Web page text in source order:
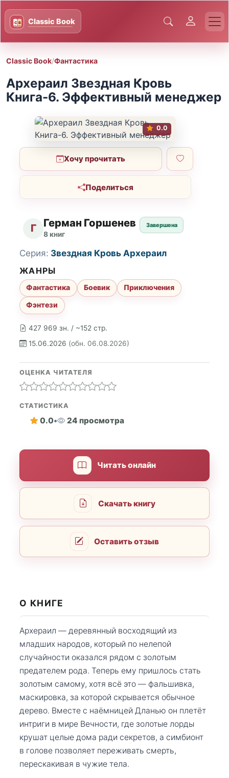
Classic Book/Фантастика
Архераил Звездная Кровь
Книга-6. Эффективный менеджер
0.0
Хочу прочитать
Поделиться
Г Герман Горшенев
8 книг
Завершена
427 969 зн. / ~152 стр.
15.06.2026 (обн. 06.08.2026)
Серия: Звездная Кровь Архераил
ЖАНРЫ
Фантастика Боевик
Приключения
Фэнтези
ОЦЕНКА ЧИТАТЕЛЯ
СТАТИСТИКА
0.0• 24 просмотра
Читать онлайн
Скачать книгу
Оставить отзыв
О КНИГЕ
Архераил — деревянный восходящий из
младших народов, который по нелепой
случайности оказался рядом с золотым
предателем рода. Теперь ему пришлось стать
золотым самому, хотя всё это — фальшивка,
маскировка, за которой скрывается обычное
дерево. Вместе с наёмницей Дланью он плетёт
интриги в мире Вечности, где золотые лорды
крушат целые дома ради секретов, а симбионт
в голове позволяет переживать смерть,
перескакивая в чужие тела.